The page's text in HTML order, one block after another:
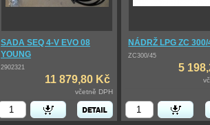
SADA SEQ 4-V EVO 08
YOUNG
2902321
11 879,80 Kč
včetně DPH
NÁDRŽ LPG ZC
ZC300/45
5